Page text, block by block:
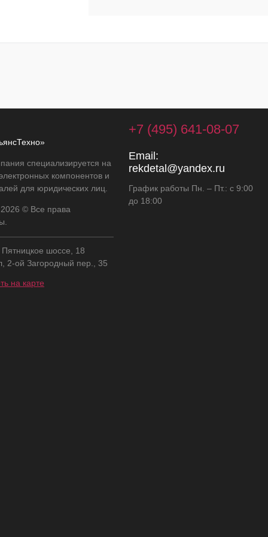
специализируется на
компонентов и
для юридических лиц.
© Все права
Пятницкое шоссе, 18
2-ой Загородный пер., 35
на карте
+7 (495) 641-08-07
Email:
rekdetal@yandex.ru
График работы Пн. – Пт.: с 9:00
до 18:00